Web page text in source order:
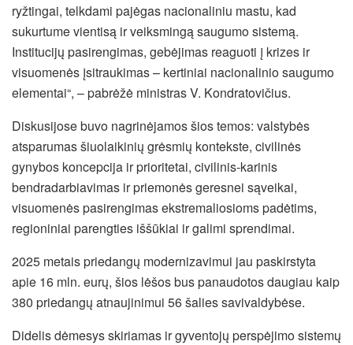
ryžtingai, telkdami pajėgas nacionaliniu mastu, kad
sukurtume vientisą ir veiksmingą saugumo sistemą.
Institucijų pasirengimas, gebėjimas reaguoti į krizes ir
visuomenės įsitraukimas – kertiniai nacionalinio saugumo
elementai“, – pabrėžė ministras V. Kondratovičius.
Diskusijose buvo nagrinėjamos šios temos: valstybės
atsparumas šiuolaikinių grėsmių kontekste, civilinės
gynybos koncepcija ir prioritetai, civilinis-karinis
bendradarbiavimas ir priemonės geresnei sąveikai,
visuomenės pasirengimas ekstremaliosioms padėtims,
regioniniai parengties iššūkiai ir galimi sprendimai.
2025 metais priedangų modernizavimui jau paskirstyta
apie 16 mln. eurų, šios lėšos bus panaudotos daugiau kaip
380 priedangų atnaujinimui 56 šalies savivaldybėse.
Didelis dėmesys skiriamas ir gyventojų perspėjimo sistemų